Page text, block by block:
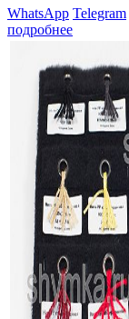
WhatsApp Telegram
подробнее